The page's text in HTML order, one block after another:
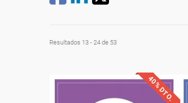
Resultados 13 - 24 de 53
40% DTO.